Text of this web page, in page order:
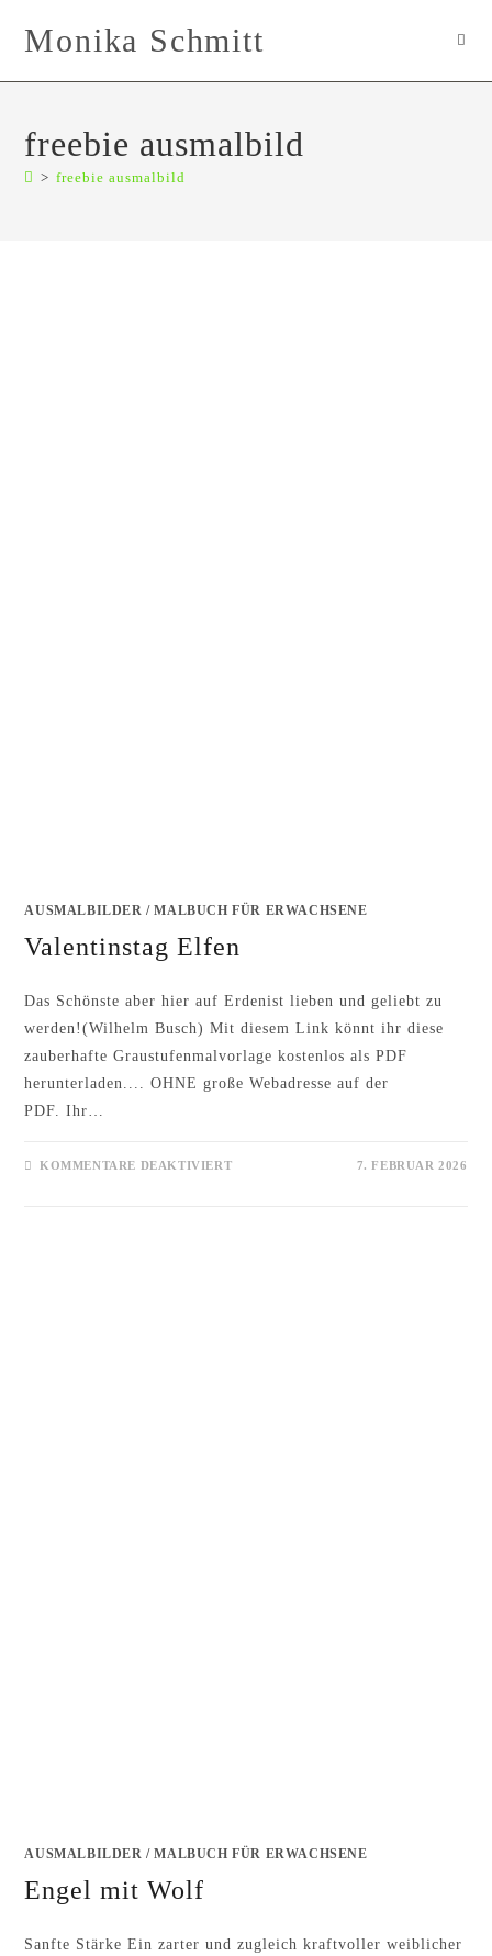
InhaltMonika Schmitt
freebie ausmalbild
> freebie ausmalbild
AUSMALBILDER /MALBUCH FÜR ERWACHSENE
Valentinstag Elfen
Das Schönste aber hier auf Erdenist lieben und geliebt zu
werden!(Wilhelm Busch) Mit diesem Link könnt ihr diese
zauberhafte Graustufenmalvorlage kostenlos als PDF
herunterladen.... OHNE große Webadresse auf der
PDF. Ihr…
KOMMENTARE DEAKTIVIERTFÜR
7. FEBRUAR 2026
AUSMALBILDER /MALBUCH FÜR ERWACHSENE
Engel mit Wolf
Sanfte Stärke Ein zarter und zugleich kraftvoller weiblicher